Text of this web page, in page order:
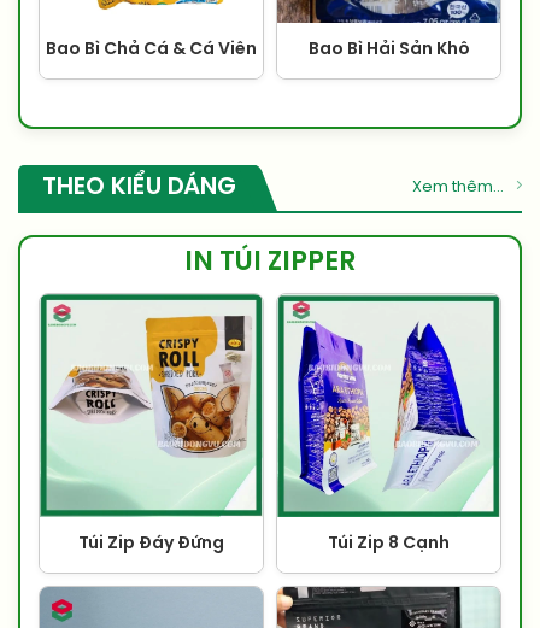
Bao Bì Chả Cá & Cá Viên Bao Bì Hải Sản Khô
THEO KIỂU DÁNG Xem thêm...
IN TÚI ZIPPER
Túi Zip Đáy Đứng Túi Zip 8 Cạnh